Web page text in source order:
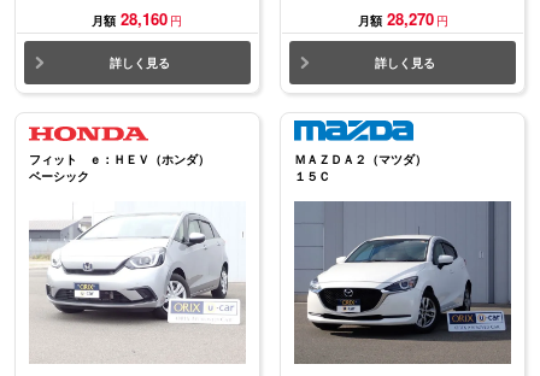
月額 28,160 円
詳しく見る
月額 28,270 円
詳しく見る
フィット ｅ：ＨＥＶ（ホンダ）
ベーシック
ＭＡＺＤＡ２（マツダ）
１５Ｃ